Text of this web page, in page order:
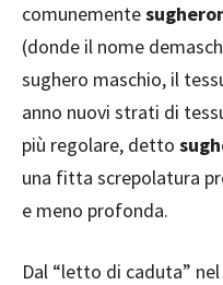
comunemente
(donde il nome
sughero maschio, il
anno nuovi strati di
più regolare, detto
una fitta screpolatura
e meno profonda.
Dal “letto di caduta”